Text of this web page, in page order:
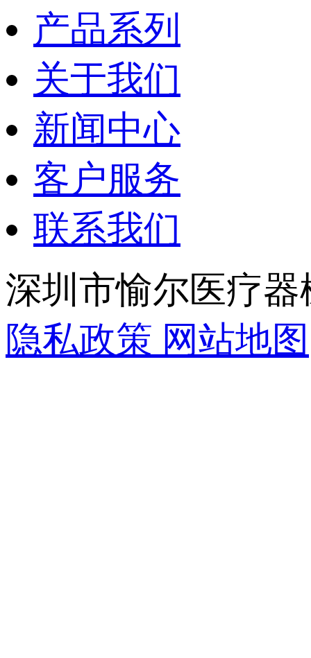
产品系列
关于我们
新闻中心
客户服务
联系我们
深圳市愉尔医疗
隐私政策 网站地图